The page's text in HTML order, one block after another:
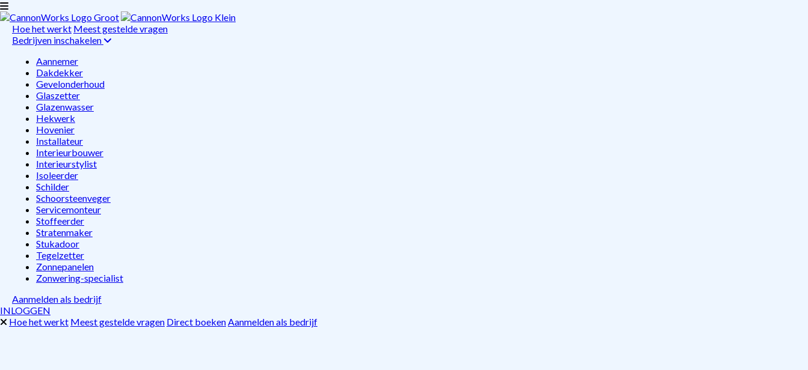
Hoe het werkt Meest gestelde vragen
Bedrijven inschakelen
Aannemer
Dakdekker
Gevelonderhoud
Glaszetter
Glazenwasser
Hekwerk
Hovenier
Installateur
Interieurbouwer
Interieurstylist
Isoleerder
Schilder
Schoorsteenveger
Servicemonteur
Stoffeerder
Stratenmaker
Stukadoor
Tegelzetter
Zonnepanelen
Zonwering-specialist
Aanmelden als bedrijf
INLOGGEN
Hoe het werkt Meest gestelde vragen Direct boekenAanmelden als bedrijf